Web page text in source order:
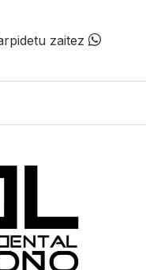
zaitez